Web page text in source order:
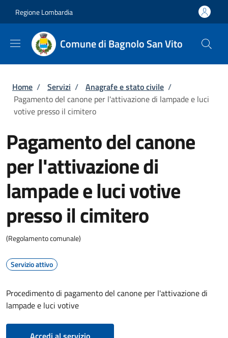
Regione Lombardia
Comune di Bagnolo San Vito
Briciole di pane
Home / Servizi / Anagrafe e stato civile /
Pagamento del canone per l'attivazione di lampade e luci
votive presso il cimitero
Pagamento del canone
per l'attivazione di
lampade e luci votive
presso il cimitero
(Regolamento comunale)
Servizio attivo
Procedimento di pagamento del canone per l'attivazione di
lampade e luci votive